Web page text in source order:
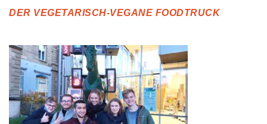
DER VEGETARISCH-VEGANE FOODTRUCK